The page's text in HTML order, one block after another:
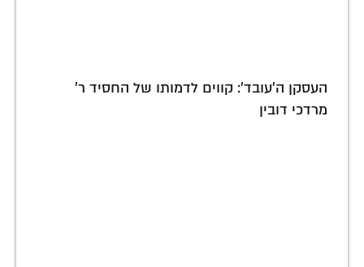
העסקן ה'עובד': קווים לדמותו של החסיד ר'
מרדכי דובין